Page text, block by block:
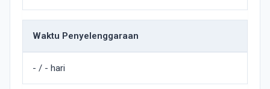
Waktu Penyelenggaraan
- / - hari